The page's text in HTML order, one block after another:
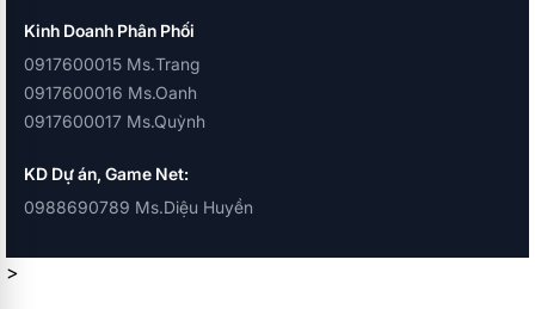
Kinh Doanh Phân Phối
0917600015 Ms.Trang
0917600016 Ms.Oanh
0917600017 Ms.Quỳnh
KD Dự án, Game Net:
0988690789 Ms.Diệu Huyền
>